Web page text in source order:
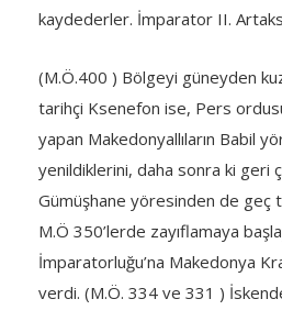
kaydederler. İmparator II.
(M.Ö.400 ) Bölgeyi güneyden
tarihçi Ksenefon ise, Pers
yapan Makedonyallıların Babil
yenildiklerini, daha sonra ki geri
Gümüşhane yöresinden de geç
M.Ö 350’lerde zayıflamaya
İmparatorluğu’na Makedonya
verdi. (M.Ö. 334 ve 331 )